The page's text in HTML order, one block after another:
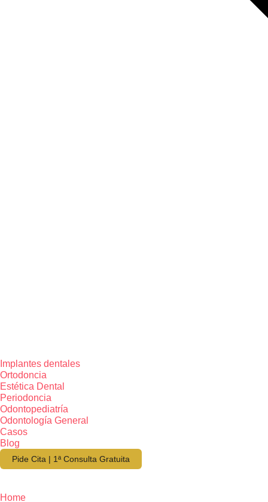
Implantes dentales
Ortodoncia
Estética Dental
Periodoncia
Odontopediatría
Odontología General
Casos
Blog
Pide Cita | 1ª Consulta Gratuita
Home